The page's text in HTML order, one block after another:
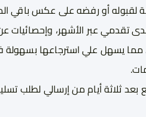
لقبوله أو رفضه على عكس باقي
تقدمي عبر الأشهر، وإحصائيات
مما يسهل علي استرجاعها بسهولة
ثلاثة أيام من إرسالي لطلب